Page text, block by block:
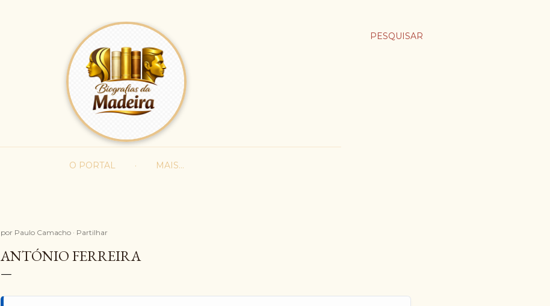
PESQUISAR
O PORTAL MAIS…
por Paulo Camacho Partilhar
ANTÓNIO FERREIRA